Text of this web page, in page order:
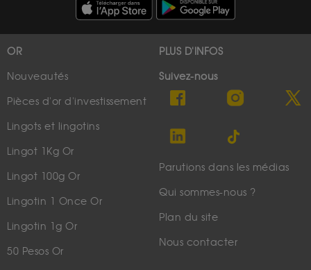
OR
Nouveautés
Pièces d'or d'investissement
Lingots et lingotins
Lingot 1Kg Or
Lingot 100g Or
Lingotin 1 Once Or
Lingotin 1g Or
50 Pesos Or
PLUS D'INFOS
Suivez-nous
Parutions dans les médias
Qui sommes-nous ?
Plan du site
Nous contacter